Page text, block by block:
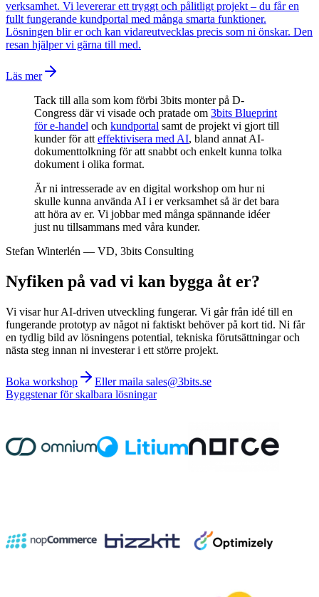
verksamhet. Vi levererar ett tryggt och pålitligt projekt – du får en
fullt fungerande kundportal med många smarta funktioner.
Lösningen blir er och kan vidareutvecklas precis som ni önskar. Den
resan hjälper vi gärna till med.
Läs mer
Tack till alla som kom förbi 3bits monter på D-
Congress där vi visade och pratade om 3bits Blueprint
för e-handel och kundportal samt de projekt vi gjort till
kunder för att effektivisera med AI, bland annat AI-
dokumenttolkning för att snabbt och enkelt kunna tolka
dokument i olika format.
Är ni intresserade av en digital workshop om hur ni
skulle kunna använda AI i er verksamhet så är det bara
att höra av er. Vi jobbar med många spännande idéer
just nu tillsammans med våra kunder.
Stefan Winterlén — VD, 3bits Consulting
Nyfiken på vad vi kan bygga åt er?
Vi visar hur AI-driven utveckling fungerar. Vi går från idé till en
fungerande prototyp av något ni faktiskt behöver på kort tid. Ni får
en tydlig bild av lösningens potential, tekniska förutsättningar och
nästa steg innan ni investerar i ett större projekt.
Boka workshop
Eller maila sales@3bits.se
Byggstenar för skalbara lösningar